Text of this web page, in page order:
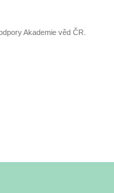
Akademie věd ČR.